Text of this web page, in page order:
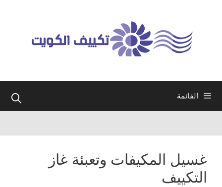
القائمة
غسيل المكيفات وتعبئة غاز
التكييف